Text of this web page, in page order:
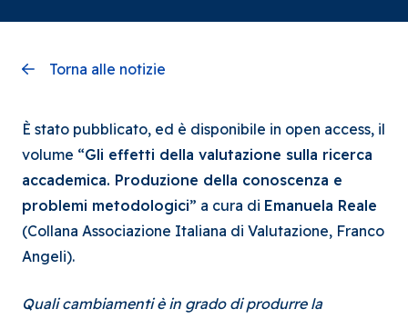
Torna alle notizie
È stato pubblicato, ed è disponibile in open access, il
volume “Gli effetti della valutazione sulla ricerca
accademica. Produzione della conoscenza e
problemi metodologici” a cura di Emanuela Reale
(Collana Associazione Italiana di Valutazione, Franco
Angeli).
Quali cambiamenti è in grado di produrre la